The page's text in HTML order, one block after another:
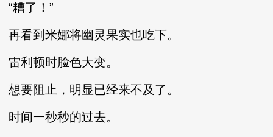
“糟了！”
再看到米娜将幽灵果实也吃下。
雷利顿时脸色大变。
想要阻止，明显已经来不及了。
时间一秒秒的过去。